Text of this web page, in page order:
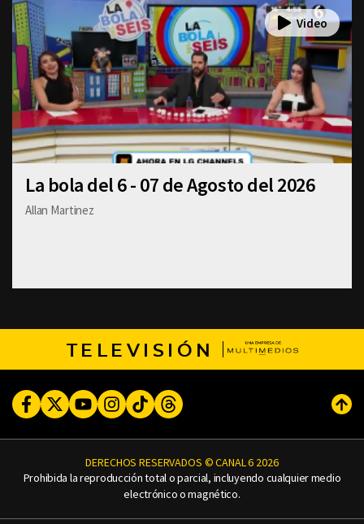
La bola del 6 - 07 de Agosto del 2026
Allan Martinez
TELEVISIÓN
FacebookTwitterYoutubeInstagram
TikTokThreads
DERECHOS RESERVADOS © CANAL 6 2026
Prohibida la reproducción total o parcial, incluyendo cualquier medio
electrónico o magnético.